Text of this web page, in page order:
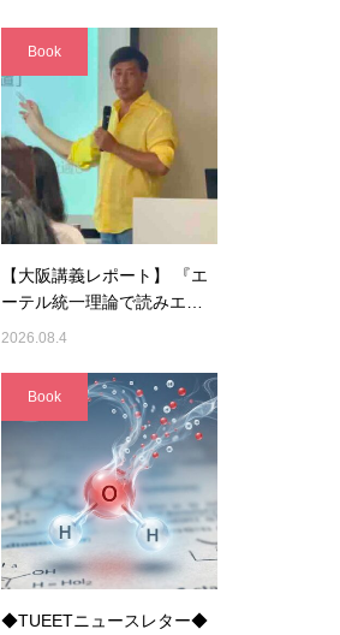
Book
【大阪講義レポート】 『エ
ーテル統一理論で読みエ…
2026.08.4
Book
◆TUEETニュースレター◆